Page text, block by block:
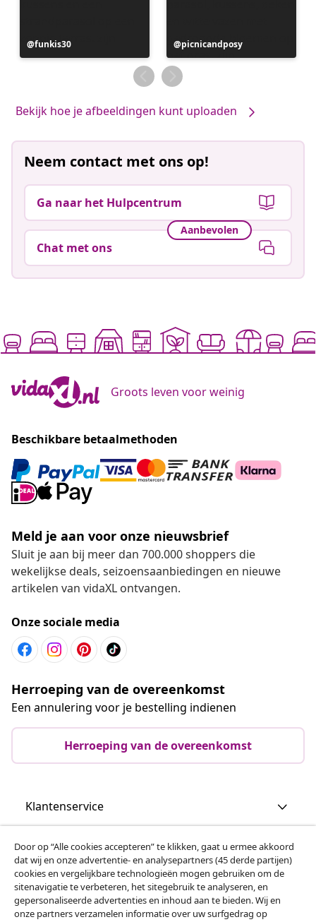
Bericht
gepubliceerd
funkis30
Bericht
gepubliceerd
door
picnicandposy
Bekijk hoe je afbeeldingen kunt uploaden
Neem contact met ons op!
Ga naar het Hulpcentrum
Aanbevolen
Chat met ons
Groots leven voor weinig
Beschikbare betaalmethoden
Meld je aan voor onze nieuwsbrief
Sluit je aan bij meer dan 700.000 shoppers die
wekelijkse deals, seizoensaanbiedingen en nieuwe
artikelen van vidaXL ontvangen.
Onze sociale media
Herroeping van de overeenkomst
Een annulering voor je bestelling indienen
Herroeping van de overeenkomst
Klantenservice
Zakelijk
vidaXL
Door op “Alle cookies accepteren” te klikken, gaat u ermee akkoord
dat wij en onze advertentie- en analysepartners (45 derde partijen)
cookies en vergelijkbare technologieën mogen gebruiken om de
sitenavigatie te verbeteren, het sitegebruik te analyseren, en
gepersonaliseerde advertenties en inhoud aan te bieden. Wij en
onze partners verzamelen informatie over uw surfgedrag op